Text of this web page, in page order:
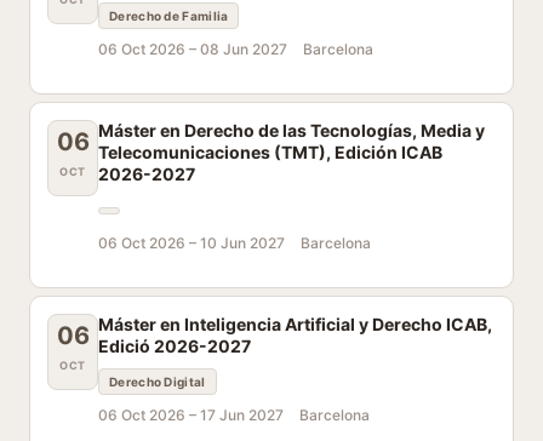
Derecho de Familia
06 Oct 2026 – 08 Jun 2027 Barcelona
06
OCT
Máster en Derecho de las Tecnologías, Media y
Telecomunicaciones (TMT), Edición ICAB
2026-2027
06 Oct 2026 – 10 Jun 2027 Barcelona
06
OCT
Máster en Inteligencia Artificial y Derecho ICAB,
Edició 2026-2027
Derecho Digital
06 Oct 2026 – 17 Jun 2027 Barcelona